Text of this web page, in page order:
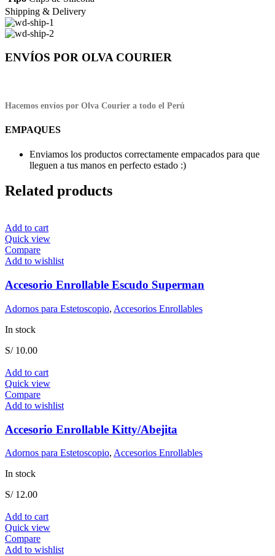
Shipping & Delivery
ENVÍOS POR OLVA COURIER
Hacemos envíos por Olva Courier a todo el Perú
EMPAQUES
Enviamos los productos correctamente empacados para que
lleguen a tus manos en perfecto estado :)
Related products
Add to cart
Quick view
Compare
Add to wishlist
Accesorio Enrollable Escudo Superman
Adornos para Estetoscopio, Accesorios Enrollables
In stock
S/10.00
Add to cart
Quick view
Compare
Add to wishlist
Accesorio Enrollable Kitty/Abejita
Adornos para Estetoscopio, Accesorios Enrollables
In stock
S/12.00
Add to cart
Quick view
Compare
Add to wishlist